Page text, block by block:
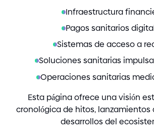
Infraestructura
Pagos sanitarios
Sistemas de acceso a
Soluciones sanitarias
Operaciones sanitarias
Esta página ofrece una visión
cronológica de hitos, lanzamientos
desarrollos del